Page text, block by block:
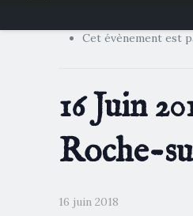
Cet évènement est
16 Juin
Roche-
16 juin 2018